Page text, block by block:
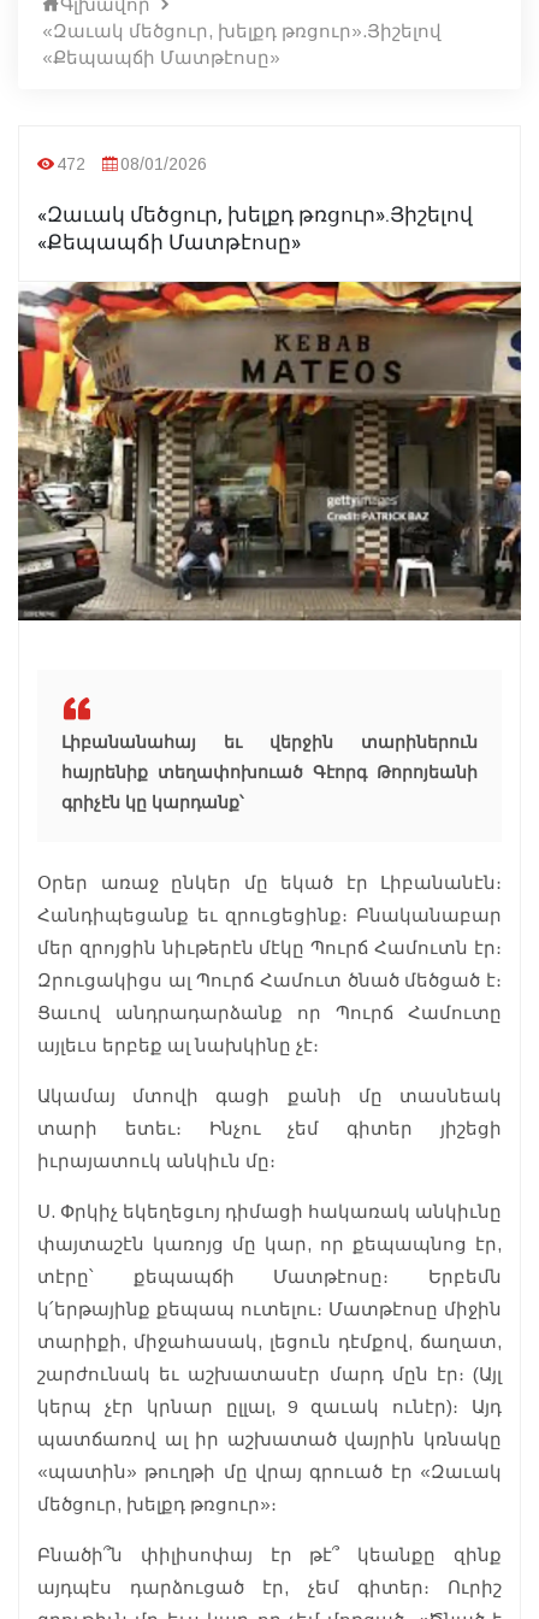
«Զաւակ մեծցուր, խելքդ թռցուր».Յիշելով
«Քեպապճի Մատթէոսը»
472 08/01/2026
«Զաւակ մեծցուր, խելքդ թռցուր».Յիշելով
«Քեպապճի Մատթէոսը»
Լիբանանահայ եւ վերջին տարիներուն
հայրենիք տեղափոխուած Գէորգ Թորոյեանի
գրիչէն կը կարդանք՝
Օրեր առաջ ընկեր մը եկած էր Լիբանանէն։
Հանդիպեցանք եւ զրուցեցինք։ Բնականաբար
մեր զրոյցին նիւթերէն մէկը Պուրճ Համուտն էր։
Զրուցակիցս ալ Պուրճ Համուտ ծնած մեծցած է։
Ցաւով անդրադարձանք որ Պուրճ Համուտը
այլեւս երբեք ալ նախկինը չէ։
Ակամայ մտովի գացի քանի մը տասնեակ
տարի ետեւ։ Ինչու չեմ գիտեր յիշեցի
իւրայատուկ անկիւն մը։
Ս. Փրկիչ եկեղեցւոյ դիմացի հակառակ անկիւնը
փայտաշէն կառոյց մը կար, որ քեպապնոց էր,
տէրը՝ քեպապճի Մատթէոսը։ Երբեմն
կ՛երթայինք քեպապ ուտելու։ Մատթէոսը միջին
տարիքի, միջահասակ, լեցուն դէմքով, ճաղատ,
շարժունակ եւ աշխատասէր մարդ մըն էր։ (Այլ
կերպ չէր կրնար ըլլալ, 9 զաւակ ունէր)։ Այդ
պատճառով ալ իր աշխատած վայրին կռնակը
«պատին» թուղթի մը վրայ գրուած էր «Զաւակ
մեծցուր, խելքդ թռցուր»։
Բնածի՞ն փիլիսոփայ էր թէ՞ կեանքը զինք
այդպէս դարձուցած էր, չեմ գիտեր։ Ուրիշ